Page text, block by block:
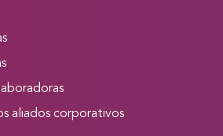
aliados corporativos